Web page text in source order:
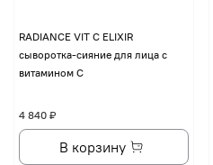
RADIANCE VIT C ELIXIR
сыворотка-сияние для лица с
витамином С
4 840 ₽
В корзину